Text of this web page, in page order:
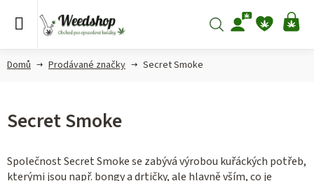
Hledat
Domů Prodávané značky Secret Smoke
Secret Smoke
Společnost Secret Smoke se zabývá výrobou kuřáckých potřeb,
kterými jsou např. bongy a drtičky, ale hlavně vším, co je